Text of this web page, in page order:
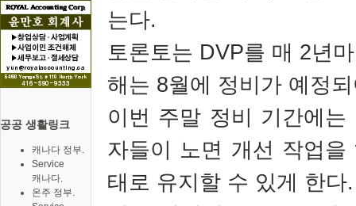
공공 생활링크
캐나다 정부.
Service
캐나다.
온주 정부.
는다.
토론토는 DVP를 매 2년
해는 8월에 정비가 예정
이번 주말 정비 기간에
자들이 노면 개선 작업
태로 유지할 수 있게 한다.